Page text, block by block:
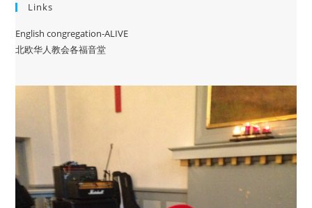
Links
English congregation-ALIVE
北欧华人教会各福音堂